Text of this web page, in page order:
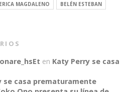
ERICA MAGDALENO
BELÉN ESTEBAN
en Katy Perry se casa
se casa prematuramente